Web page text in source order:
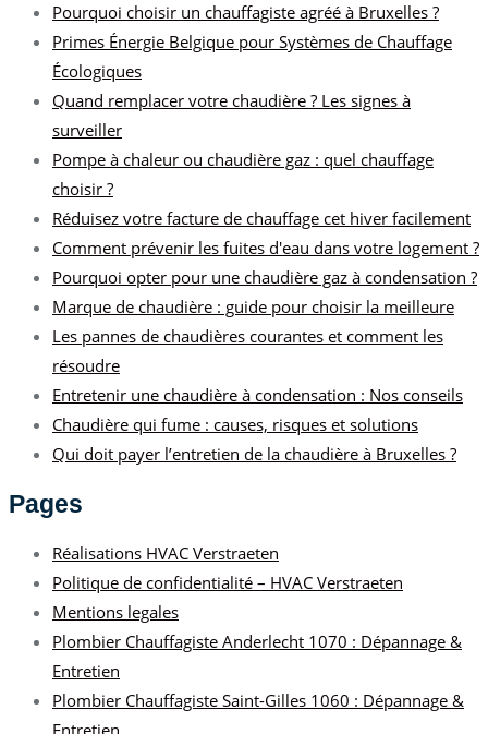
Pourquoi choisir un chauffagiste agréé à Bruxelles ?
Primes Énergie Belgique pour Systèmes de Chauffage
Écologiques
Quand remplacer votre chaudière ? Les signes à
surveiller
Pompe à chaleur ou chaudière gaz : quel chauffage
choisir ?
Réduisez votre facture de chauffage cet hiver facilement
Comment prévenir les fuites d'eau dans votre logement ?
Pourquoi opter pour une chaudière gaz à condensation ?
Marque de chaudière : guide pour choisir la meilleure
Les pannes de chaudières courantes et comment les
résoudre
Entretenir une chaudière à condensation : Nos conseils
Chaudière qui fume : causes, risques et solutions
Qui doit payer l’entretien de la chaudière à Bruxelles ?
Pages
Réalisations HVAC Verstraeten
Politique de confidentialité – HVAC Verstraeten
Mentions legales
Plombier Chauffagiste Anderlecht 1070 : Dépannage &
Entretien
Plombier Chauffagiste Saint-Gilles 1060 : Dépannage &